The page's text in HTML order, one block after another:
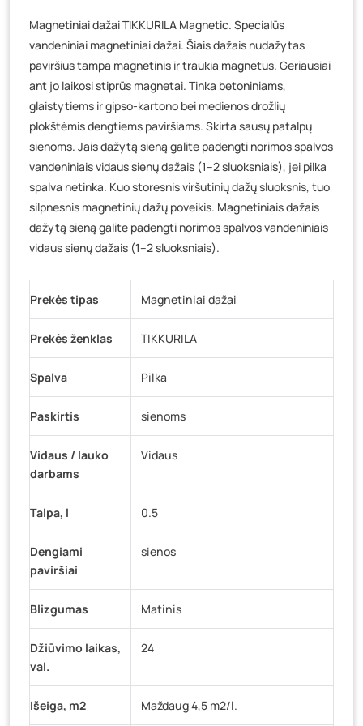
Baravykų g. 1, Druskininkai- 0 vienetų
Vilniaus g. 89D, Ukmergė- 0 vienetų
K. Donelaičio g. 17, Rokiškis
- 0 vienetų
Šaltupės g. 64, Zarasai - 0 vienetų
Magnetiniai dažai TIKKURILA Magnetic. Specialūs
vandeniniai magnetiniai dažai. Šiais dažais nudažytas
paviršius tampa magnetinis ir traukia magnetus. Geriausiai
ant jo laikosi stiprūs magnetai. Tinka betoniniams,
glaistytiems ir gipso-kartono bei medienos drožlių
plokštėmis dengtiems paviršiams. Skirta sausų patalpų
sienoms. Jais dažytą sieną galite padengti norimos spalvos
vandeniniais vidaus sienų dažais (1–2 sluoksniais), jei pilka
spalva netinka. Kuo storesnis viršutinių dažų sluoksnis, tuo
silpnesnis magnetinių dažų poveikis. Magnetiniais dažais
dažytą sieną galite padengti norimos spalvos vandeniniais
vidaus sienų dažais (1–2 sluoksniais).
Prekės tipas Magnetiniai dažai
Prekės ženklas TIKKURILA
Spalva Pilka
Paskirtis sienoms
Vidaus / lauko
darbams
Vidaus
Talpa, l 0.5
Dengiami
paviršiai
sienos
Blizgumas Matinis
Džiūvimo laikas,
val.
24
Išeiga, m2 Maždaug 4,5 m2/l.